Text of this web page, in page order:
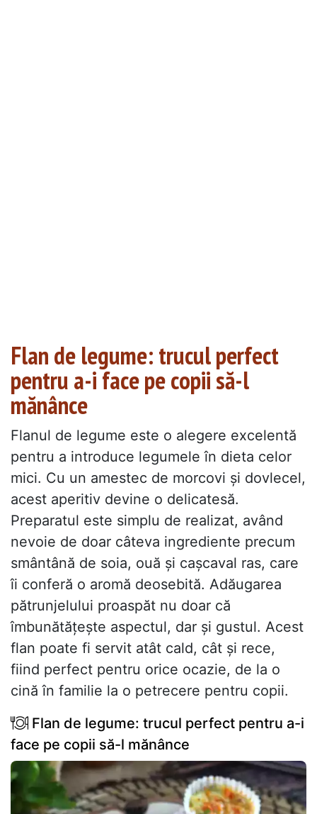
Flan de legume: trucul perfect
pentru a-i face pe copii să-l
mănânce
Flanul de legume este o alegere excelentă
pentru a introduce legumele în dieta celor
mici. Cu un amestec de morcovi și dovlecel,
acest aperitiv devine o delicatesă.
Preparatul este simplu de realizat, având
nevoie de doar câteva ingrediente precum
smântână de soia, ouă și cașcaval ras, care
îi conferă o aromă deosebită. Adăugarea
pătrunjelului proaspăt nu doar că
îmbunătățește aspectul, dar și gustul. Acest
flan poate fi servit atât cald, cât și rece,
fiind perfect pentru orice ocazie, de la o
cină în familie la o petrecere pentru copii.
Flan de legume: trucul perfect pentru a-i
face pe copii să-l mănânce